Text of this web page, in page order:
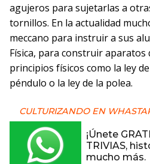
agujeros para sujetarlas a
tornillos. En la actualidad
meccano para instruir a sus
Física, para construir aparatos
principios físicos como la ley
péndulo o la ley de la polea.
CULTURIZANDO EN
¡Únete
TRIVIAS,
mucho más.